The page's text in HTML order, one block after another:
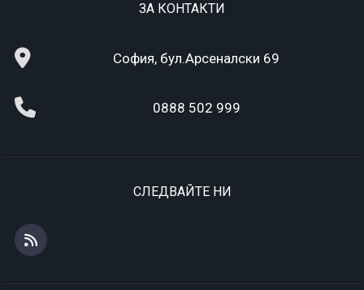
ЗА КОНТАКТИ
София, бул.Арсеналски 69
0888 502 999
СЛЕДВАЙТЕ НИ